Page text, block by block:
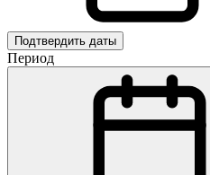
Подтвердить даты
Период